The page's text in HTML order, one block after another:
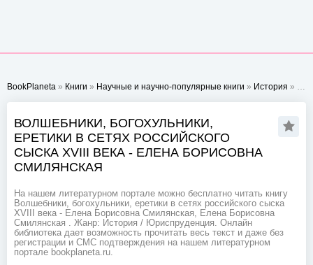
BookPlaneta » Книги » Научные и научно-популярные книги » История » Волшебники, богохульники, еретики в сетях российского сыска XVIII века - Елена Борисовна Смилянская
ВОЛШЕБНИКИ, БОГОХУЛЬНИКИ,
ЕРЕТИКИ В СЕТЯХ РОССИЙСКОГО
СЫСКА XVIII ВЕКА - ЕЛЕНА БОРИСОВНА
СМИЛЯНСКАЯ
На нашем литературном портале можно бесплатно читать книгу
Волшебники, богохульники, еретики в сетях российского сыска
XVIII века - Елена Борисовна Смилянская, Елена Борисовна
Смилянская . Жанр: История / Юриспруденция. Онлайн
библиотека дает возможность прочитать весь текст и даже без
регистрации и СМС подтверждения на нашем литературном
портале bookplaneta.ru.